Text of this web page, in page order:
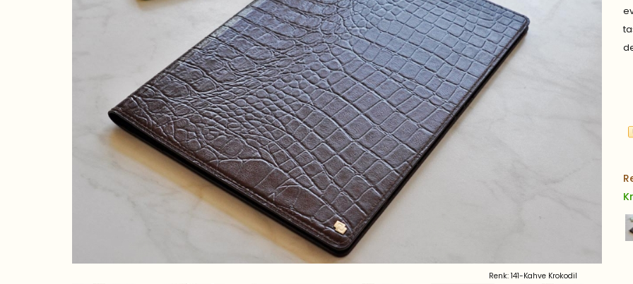
Renk: 141-Kahve Krokodil